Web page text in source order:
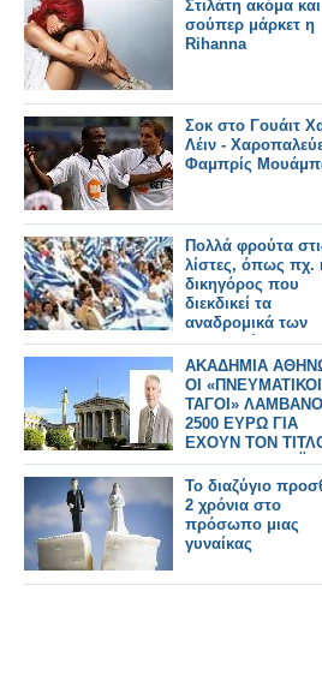
Στιλάτη ακόμα
σούπερ μάρκετ η
Rihanna
Σοκ στο Γουάιτ
Λέιν -
Φαμπρίς
Πολλά φρούτα
λίστες, όπως πχ.
δικηγόρος που
διεκδικεί τα
αναδρομικά των
βουλευτών
ΑΚΑΔΗΜΙΑ
ΟΙ «ΠΝΕΥΜΑΤΙΚΟΙ
ΤΑΓΟΙ»
2500 ΕΥΡΩ ΓΙΑ
ΕΧΟΥΝ ΤΟΝ
ΤΟΥ
Το διαζύγιο
2 χρόνια στο
πρόσωπο μιας
γυναίκας